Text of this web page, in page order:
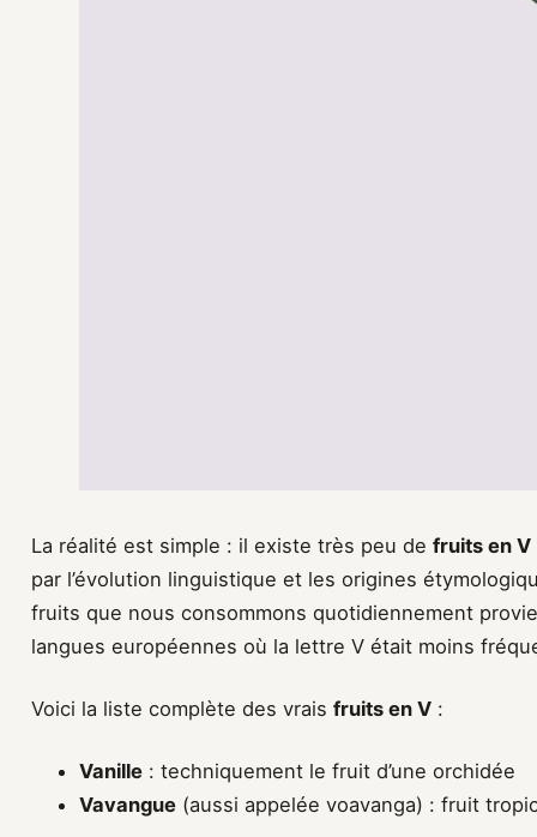
La réalité est simple : il existe très peu de fruits en V
par l’évolution linguistique et les origines
fruits que nous consommons quotidiennement
langues européennes où la lettre V était moins
Voici la liste complète des vrais fruits en V :
Vanille : techniquement le fruit d’une orchidée
Vavangue (aussi appelée voavanga) : fruit